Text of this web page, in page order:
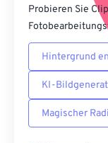
Probieren Sie
Hintergrund
KI-
Magischer